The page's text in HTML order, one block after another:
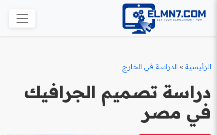
الرئيسية » الدراسة في الخارج
دراسة تصميم الجرافيك
في مصر